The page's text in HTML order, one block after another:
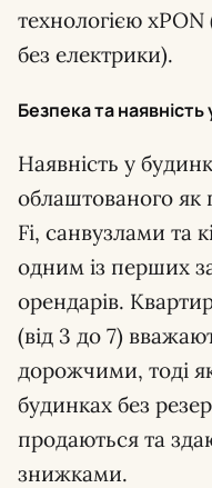
технологією
без електрики).
Безпека та наявність
Наявність у
облаштованого як
Fi, санвузлами та
одним із перших
орендарів.
(від 3 до 7)
дорожчими, тоді
будинках без
продаються та
знижками.